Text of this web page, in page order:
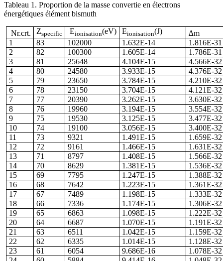
Tableau 1. Proportion de la masse convertie en électrons
énergétiques élément bismuth
Nr.crt. Zspecific Eionisation(eV) Eionisation(J)
∆m
1
83 102000 1.632E-14
1.816E-31
2
82 100300 1.605E-14
1.786E-31
3
81 25648 4.104E-15
4.566E-32
4
80 24580 3.933E-15
4.376E-32
5
79 23650 3.784E-15
4.210E-32
6
78 23150 3.704E-15
4.121E-32
7
77 20390 3.262E-15
3.630E-32
8
76 19960 3.194E-15
3.554E-32
9
75 19530 3.125E-15
3.477E-32
10
74 19100 3.056E-15
3.400E-32
11
73 9321 1.491E-15
1.659E-32
12
72 9161 1.466E-15
1.631E-32
13
71 8797 1.408E-15
1.566E-32
14
70 8629 1.381E-15
1.536E-32
15
69 7795 1.247E-15
1.388E-32
16
68 7642 1.223E-15
1.361E-32
17
67 7489 1.198E-15
1.333E-32
18
66 7336 1.174E-15
1.306E-32
19
65 6863 1.098E-15
1.222E-32
20
64 6687 1.070E-15
1.191E-32
21
63 6511 1.042E-15
1.159E-32
22
62 6335 1.014E-15
1.128E-32
23
61 6054 9.686E-16
1.078E-32